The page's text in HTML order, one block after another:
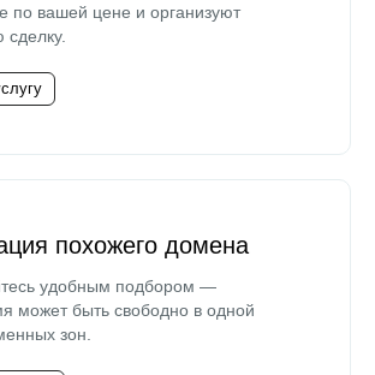
по вашей цене и организуют
сделку.
похожего домена
удобным подбором —
может быть свободно в одной
зон.